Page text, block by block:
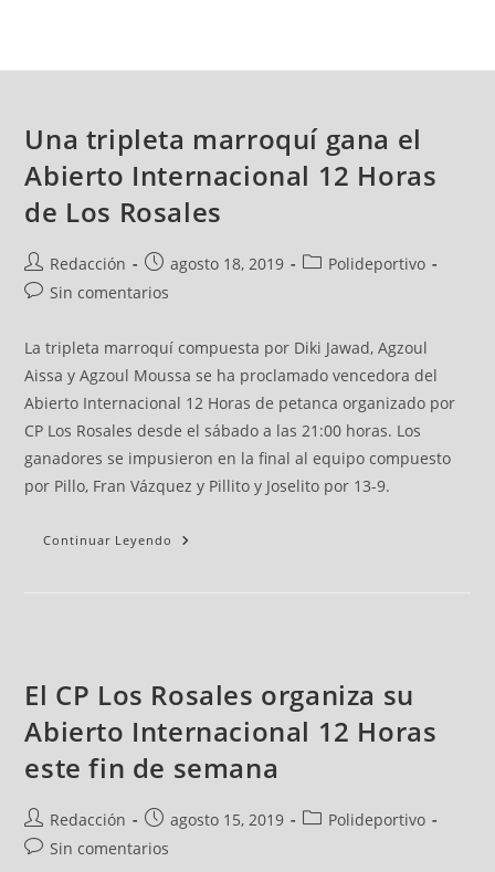
Una tripleta marroquí gana el
Abierto Internacional 12 Horas
de Los Rosales
Redacción agosto 18, 2019
Polideportivo
Sin comentarios
La tripleta marroquí compuesta por Diki Jawad, Agzoul
Aissa y Agzoul Moussa se ha proclamado vencedora del
Abierto Internacional 12 Horas de petanca organizado por
CP Los Rosales desde el sábado a las 21:00 horas. Los
ganadores se impusieron en la final al equipo compuesto
por Pillo, Fran Vázquez y Pillito y Joselito por 13-9.
Continuar Leyendo
El CP Los Rosales organiza su
Abierto Internacional 12 Horas
este fin de semana
Redacción agosto 15, 2019
Polideportivo
Sin comentarios